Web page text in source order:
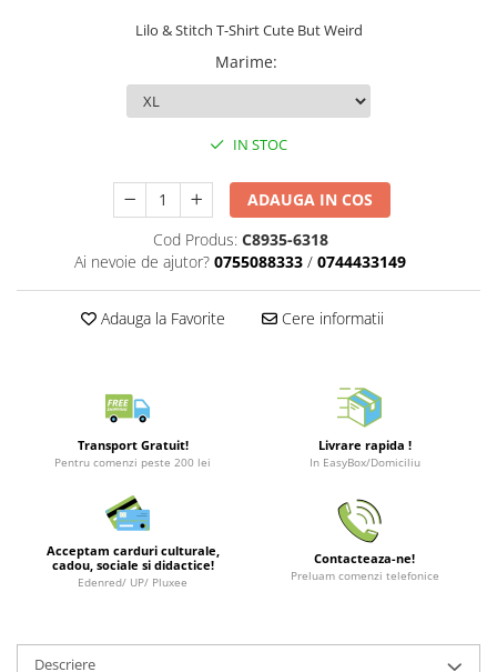
Alte produse Hobby
Merch Lex Hobby Store
Plusuri si papusi
Decoratiuni
Studio Ghibli/My Neighbor
Totoro/Kiki etc
Carnetele
Lilo & Stitch T-Shirt Cute But Weird
Marime:
IN STOC
ADAUGA IN COS
Cod Produs: C8935-6318
Ai nevoie de ajutor? 0755088333 / 0744433149
Adauga la Favorite Cere informatii
Transport Gratuit!
Pentru comenzi peste 200 lei
Livrare rapida !
In EasyBox/Domiciliu
Acceptam carduri culturale,
cadou, sociale si didactice!
Edenred/ UP/ Pluxee
Contacteaza-ne!
Preluam comenzi telefonice
Descriere